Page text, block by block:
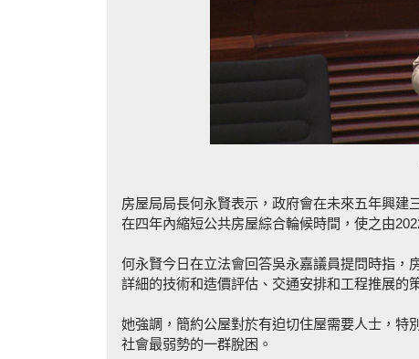
房屋局局長何永賢表示，政府會在未來五年興建
在四年內縮短公共房屋綜合輪候時間，使之由
何永賢今日在立法會回答吳永嘉議員提問時指，
詳細的技術和造價評估、交通安排和工程推展的
她強調，簡約公屋對於有迫切住屋需要人士，特
社會最弱勢的一群脫困。